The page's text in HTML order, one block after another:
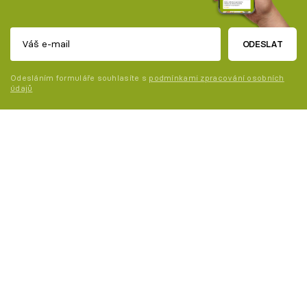
ODESLAT
Odesláním formuláře souhlasíte s podmínkami zpracování osobních
údajů